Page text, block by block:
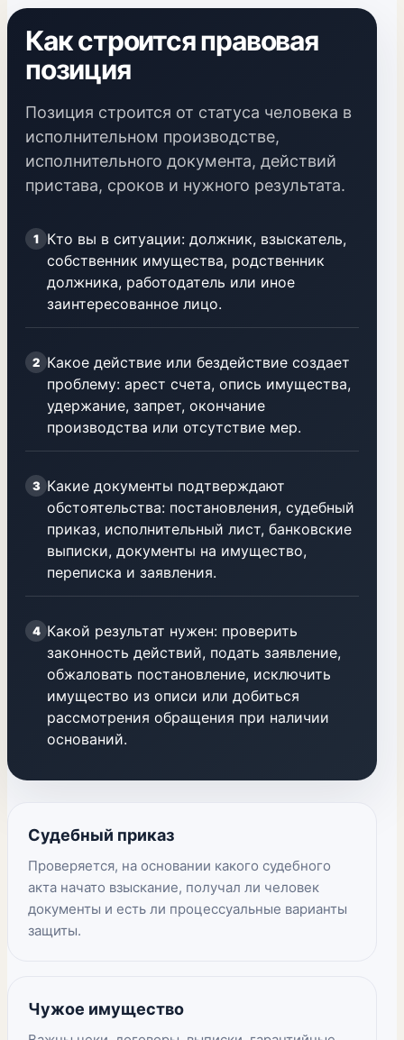
Как строится правовая
позиция
Позиция строится от статуса человека в
исполнительном производстве,
исполнительного документа, действий
пристава, сроков и нужного результата.
1
Кто вы в ситуации: должник, взыскатель,
собственник имущества, родственник
должника, работодатель или иное
заинтересованное лицо.
2 Какое действие или бездействие создает
проблему: арест счета, опись имущества,
удержание, запрет, окончание
производства или отсутствие мер.
3 Какие документы подтверждают
обстоятельства: постановления, судебный
приказ, исполнительный лист, банковские
выписки, документы на имущество,
переписка и заявления.
4 Какой результат нужен: проверить
законность действий, подать заявление,
обжаловать постановление, исключить
имущество из описи или добиться
рассмотрения обращения при наличии
оснований.
Судебный приказ
Проверяется, на основании какого судебного
акта начато взыскание, получал ли человек
документы и есть ли процессуальные варианты
защиты.
Чужое имущество